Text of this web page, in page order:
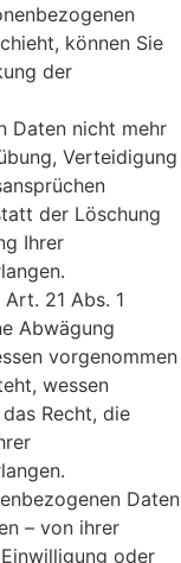
können Sie
der
Daten nicht mehr
Verteidigung
der Löschung
Ihrer
21 Abs. 1
Abwägung
vorgenommen
wessen
Recht, die
Daten
– von ihrer
oder